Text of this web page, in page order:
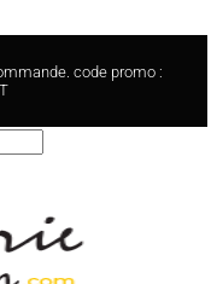
code promo :